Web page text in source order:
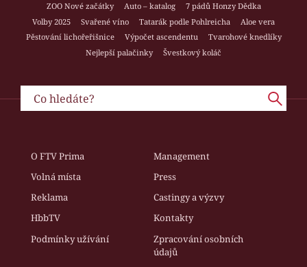
ZOO Nové začátky
Auto – katalog
7 pádů Honzy Dědka
Volby 2025
Svařené víno Tatarák podle Pohlreicha
Aloe vera
Pěstování lichořeřišnice
Výpočet ascendentu
Tvarohové knedlíky
Nejlepší palačinky
Švestkový koláč
O FTV Prima
Management
Volná místa
Press
Reklama
Castingy a výzvy
HbbTV
Kontakty
Podmínky užívání
Zpracování osobních
údajů